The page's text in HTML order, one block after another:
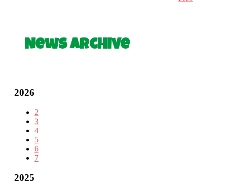
News Archive
2026
2
3
4
5
6
7
2025